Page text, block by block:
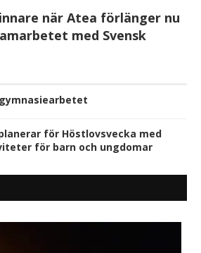
när Atea förlänger nu
med Svensk
för Höstlovsvecka med
för barn och ungdomar